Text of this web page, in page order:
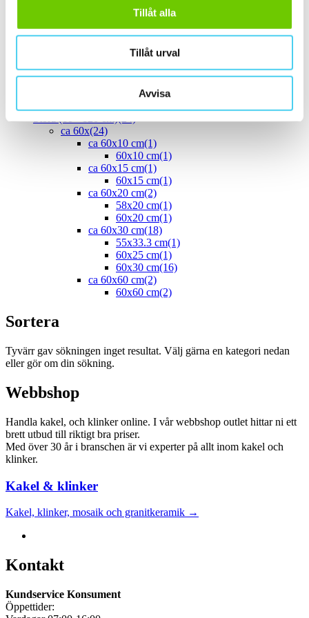
Tillåt alla
Tillåt urval
Avvisa
(2)
40x20 cm(1)
45x15 cm(1)
ca 50x(4)
(3)
ca 60x(24)
ca 60x10 cm(1)
60x10 cm(1)
ca 60x15 cm(1)
60x15 cm(1)
ca 60x20 cm(2)
58x20 cm(1)
60x20 cm(1)
ca 60x30 cm(18)
55x33.3 cm(1)
60x25 cm(1)
60x30 cm(16)
ca 60x60 cm(2)
60x60 cm(2)
Sortera
Tyvärr gav sökningen inget resultat. Välj gärna en kategori nedan
eller gör om din sökning.
Webbshop
Handla kakel, och klinker online. I vår webbshop outlet hittar ni ett
brett utbud till riktigt bra priser.
Med över 30 år i branschen är vi experter på allt inom kakel och
klinker.
Kakel & klinker
Kakel, klinker, mosaik och granitkeramik →
Kontakt
Kundservice Konsument
Öppettider: